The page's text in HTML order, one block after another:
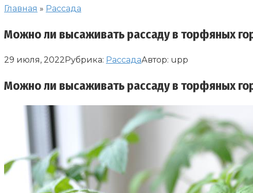
Главная » Рассада
Можно ли высаживать рассаду в торфяных
29 июля, 2022Рубрика: РассадаАвтор: upp
Можно ли высаживать рассаду в торфяных